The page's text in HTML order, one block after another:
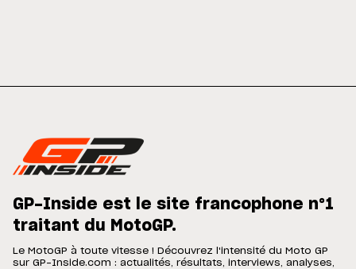
GP-Inside est le site francophone n°1
traitant du MotoGP.
Le MotoGP à toute vitesse ! Découvrez l'intensité du Moto GP
sur GP-Inside.com : actualités, résultats, interviews, analyses,